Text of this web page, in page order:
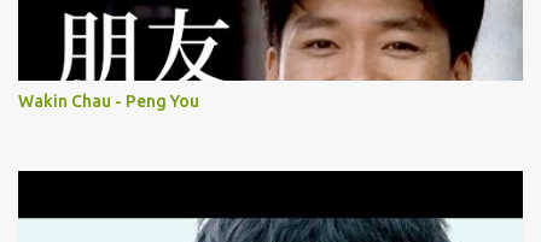
Wakin Chau - Peng You